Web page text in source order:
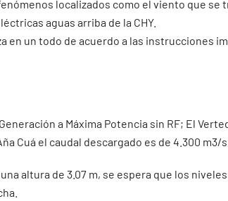
localizados como el viento que se
aguas arriba de la CHY.
en un todo de acuerdo a las instrucciones
a Máxima Potencia sin RF; El
Cuá el caudal descargado es de 4.300 m3/s.
altura de 3.07 m, se espera que los